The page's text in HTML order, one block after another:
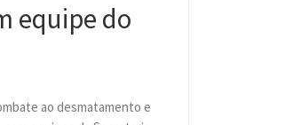
equipe do
ao desmatamento e